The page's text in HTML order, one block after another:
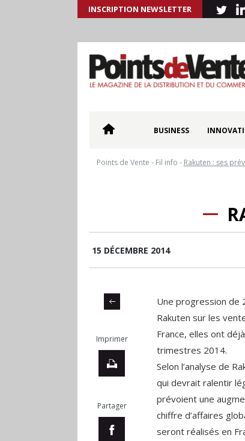
INSCRIPTION NEWSLETTER
BUSINESS
Points de Vente - Fil info - Rakuten : ses
15 DÉCEMBRE 2014
Imprimer
Partager
Une progression de
Rakuten sur les
France, elles ont
trimestres 2014.
Selon l’analyse de
qui devrait ralentir
prévoient une
chiffre d’affaires
seront réalisés en